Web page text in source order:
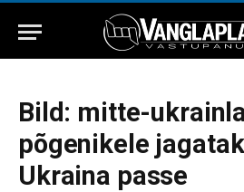
Bild: mitte-
põgenikele
Ukraina passe